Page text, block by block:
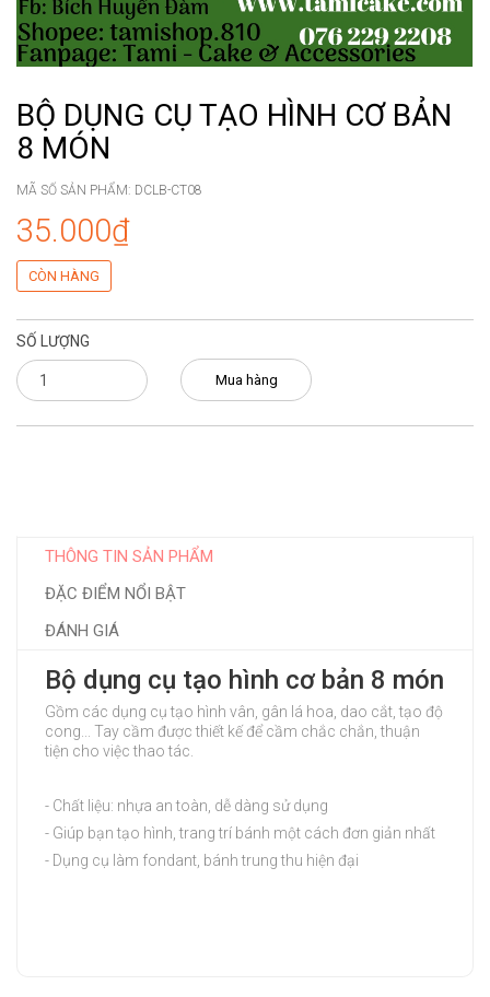
BỘ DỤNG CỤ TẠO HÌNH CƠ BẢN
8 MÓN
MÃ SỐ SẢN PHẨM: DCLB-CT08
35.000₫
CÒN HÀNG
SỐ LƯỢNG
Mua hàng
THÔNG TIN SẢN PHẨM
ĐẶC ĐIỂM NỔI BẬT
ĐÁNH GIÁ
Bộ dụng cụ tạo hình cơ bản 8 món
Gồm các dụng cụ tạo hình vân, gân lá hoa, dao cắt, tạo độ
cong... Tay cầm được thiết kế để cầm chắc chắn, thuận
tiện cho việc thao tác.
- Chất liệu: nhựa an toàn, dễ dàng sử dụng
- Giúp bạn tạo hình, trang trí bánh một cách đơn giản nhất
- Dụng cụ làm fondant, bánh trung thu hiện đại